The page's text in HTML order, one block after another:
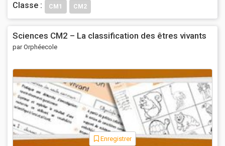
Classe :
CM1 CM2
Sciences CM2 – La classification des êtres vivants
par Orphéecole
Enregistrer